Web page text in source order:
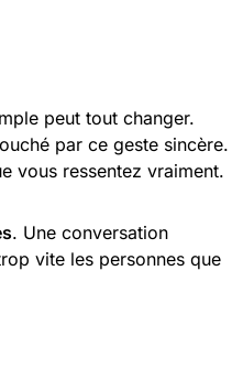
peut tout changer.
par ce geste sincère.
vous ressentez vraiment.
. Une conversation
vite les personnes que